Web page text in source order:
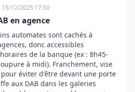
15/12/2025 17:50
en agence
automates sont cachés à
donc accessibles
de la banque (ex : 8h45-
à midi). Franchement, vise
éviter d'être devant une porte
aux DAB dans les galeries